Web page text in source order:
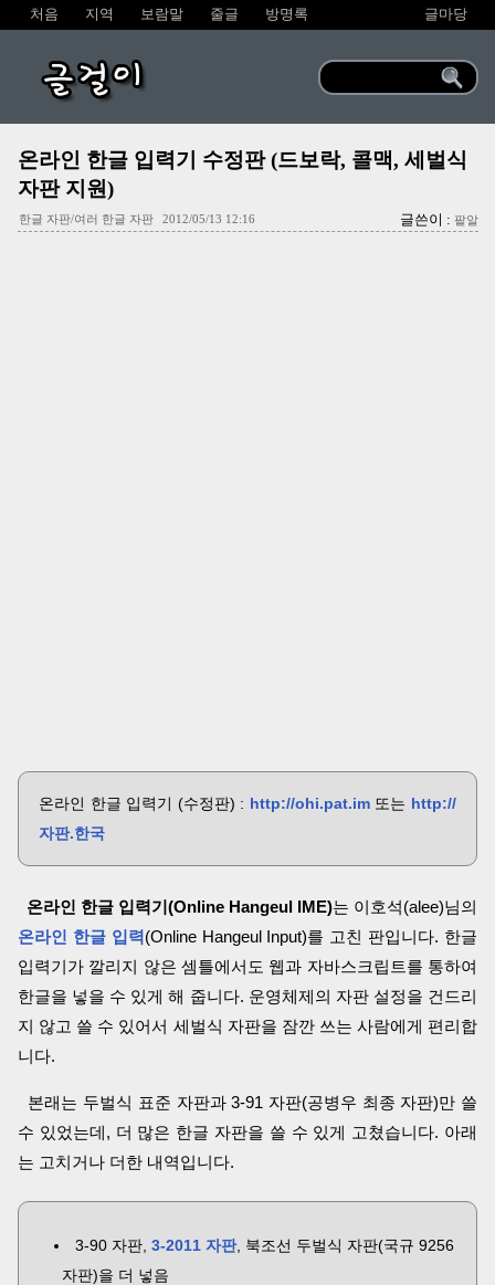
처음 지역 보람말 줄글 방명록 글마당
글걸이
온라인 한글 입력기 수정판 (드보락, 콜맥, 세벌식
자판 지원)
한글 자판/여러 한글 자판 2012/05/13 12:16 글쓴이 : 팥알
온라인 한글 입력기 (수정판) : http://ohi.pat.im또는 http://
자판.한국
온라인 한글 입력기(Online Hangeul IME)는 이호석(alee)님의
온라인 한글 입력(Online Hangeul Input)를 고친 판입니다. 한글
입력기가 깔리지 않은 셈틀에서도 웹과 자바스크립트를 통하여
한글을 넣을 수 있게 해 줍니다. 운영체제의 자판 설정을 건드리
지 않고 쓸 수 있어서 세벌식 자판을 잠깐 쓰는 사람에게 편리합
니다.
본래는 두벌식 표준 자판과 3-91 자판(공병우 최종 자판)만 쓸
수 있었는데, 더 많은 한글 자판을 쓸 수 있게 고쳤습니다. 아래
는 고치거나 더한 내역입니다.
3-90 자판, 3-2011 자판, 북조선 두벌식 자판(국규 9256
자판)을 더 넣음